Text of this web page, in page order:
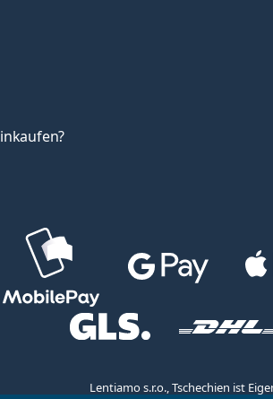
Lentiamo s.r.o., Tschechien ist